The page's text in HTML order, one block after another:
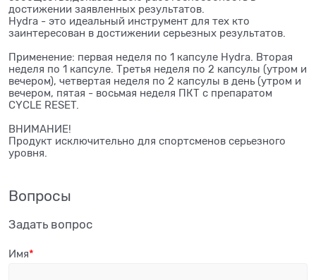
достижении заявленных результатов.
Hydra - это идеальный инструмент для тех кто
заинтересован в достижении серьезных результатов.
Применение: первая неделя по 1 капсуле Hydra. Вторая
неделя по 1 капсуле. Третья неделя по 2 капсулы (утром и
вечером), четвертая неделя по 2 капсулы в день (утром и
вечером, пятая - восьмая неделя ПКТ с препаратом
CYCLE RESET.
ВНИМАНИЕ!
Продукт исключительно для спортсменов серьезного
уровня.
Вопросы
Задать вопрос
Имя